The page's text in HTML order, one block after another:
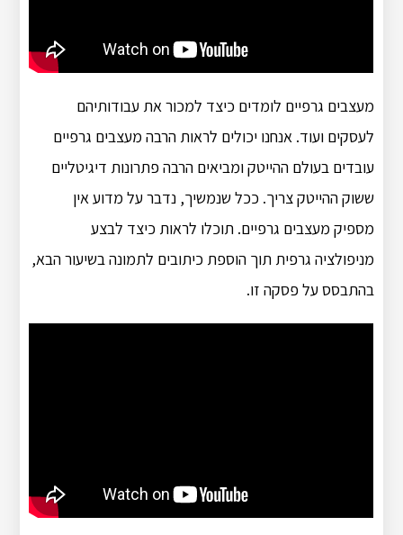
מעצבים גרפיים לומדים כיצד למכור את עבודותיהם
לעסקים ועוד. אנחנו יכולים לראות הרבה מעצבים גרפיים
עובדים בעולם ההייטק ומביאים הרבה פתרונות דיגיטליים
ששוק ההייטק צריך. ככל שנמשיך, נדבר על מדוע אין
מספיק מעצבים גרפיים. תוכלו לראות כיצד לבצע
מניפולציה גרפית תוך הוספת כיתובים לתמונה בשיעור הבא,
בהתבסס על פסקה זו.